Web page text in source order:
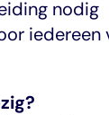
nodig
iedereen